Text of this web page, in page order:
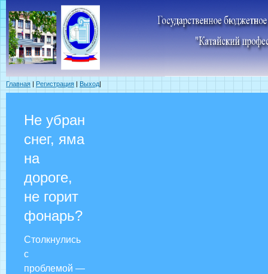
Главная | Регистрация | Выход|
Не убран
снег, яма
на
дороге,
не горит
фонарь?
Столкнулись
с
проблемой —